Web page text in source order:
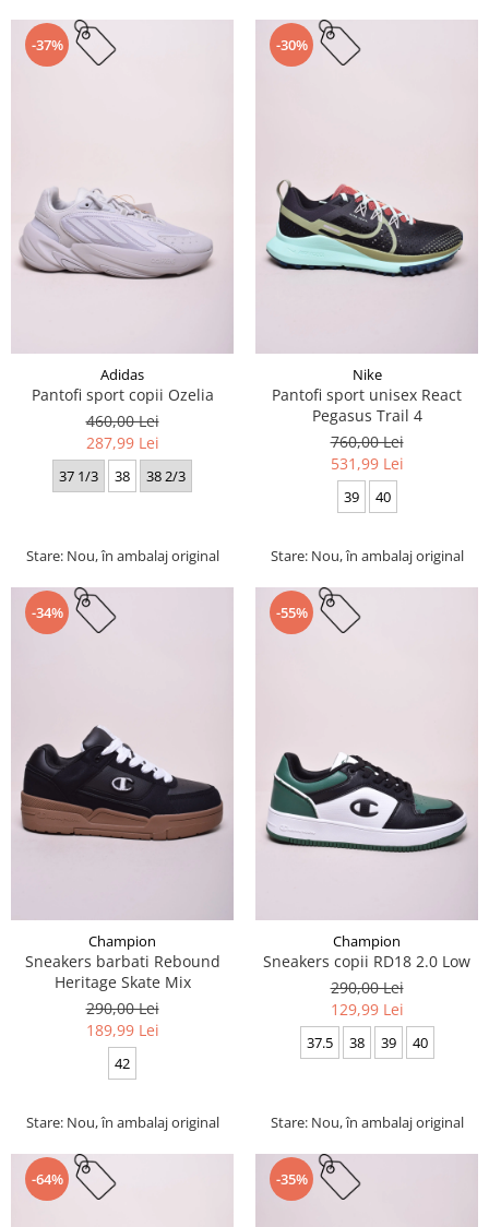
-37%
Adidas
Pantofi sport copii Ozelia
460,00 Lei
287,99 Lei
37 1/3 38 38 2/3
Stare: Nou, în ambalaj original
-30%
Nike
Pantofi sport unisex React
Pegasus Trail 4
760,00 Lei
531,99 Lei
39 40
Stare: Nou, în ambalaj original
-34%
Champion
Sneakers barbati Rebound
Heritage Skate Mix
290,00 Lei
189,99 Lei
42
Stare: Nou, în ambalaj original
-55%
Champion
Sneakers copii RD18 2.0 Low
290,00 Lei
129,99 Lei
37.5 38 39 40
Stare: Nou, în ambalaj original
-64% -35%